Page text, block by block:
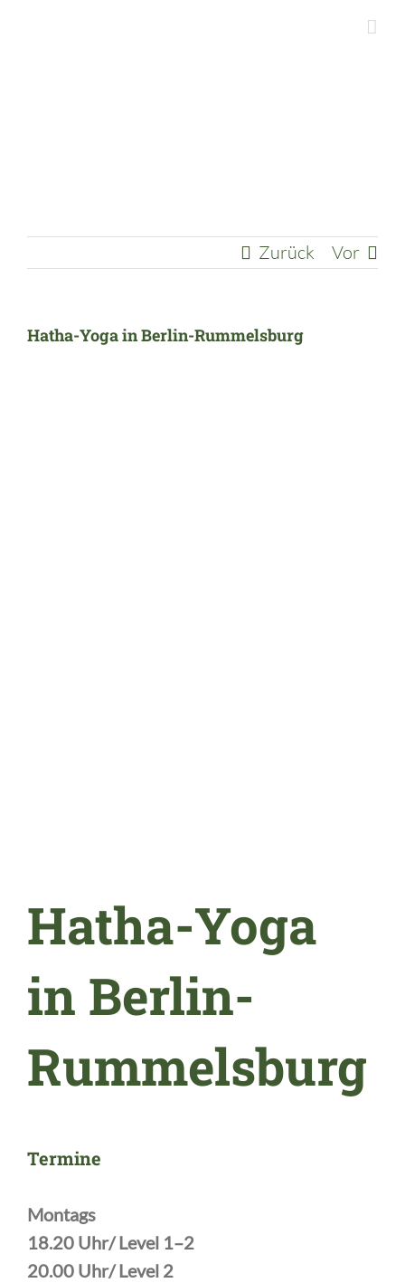
Zurück Vor
Hatha-Yoga in Berlin-Rummelsburg
Hatha-Yoga
in Berlin-
Rummelsburg
Termine
Montags
18.20 Uhr/Level 1–2
20.00 Uhr/Level 2